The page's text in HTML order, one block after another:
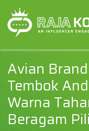
Avian
Tembok
Warna
Beragam